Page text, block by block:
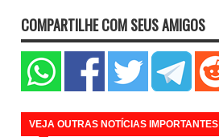
COMPARTILHE COM SEUS AMIGOS
VEJA OUTRAS NOTÍCIAS IMPORTANTES